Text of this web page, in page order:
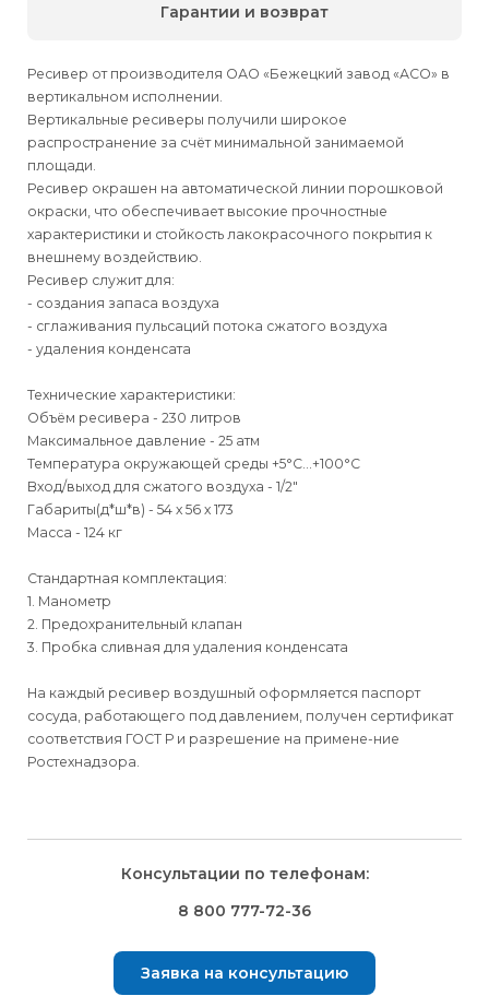
Ресивер от производителя ОАО «Бежецкий завод «АСО» в
вертикальном исполнении.
Вертикальные ресиверы получили широкое
распространение за счёт минимальной занимаемой
площади.
Ресивер окрашен на автоматической линии порошковой
окраски, что обеспечивает высокие прочностные
характеристики и стойкость лакокрасочного покрытия к
внешнему воздействию.
Ресивер служит для:
- создания запаса воздуха
- сглаживания пульсаций потока сжатого воздуха
- удаления конденсата
Технические характеристики:
Объём ресивера - 230 литров
Максимальное давление - 25 атм
Температура окружающей среды +5°С…+100°С
Вход/выход для сжатого воздуха - 1/2"
Габариты(д*ш*в) - 54 х 56 х 173
Масса - 124 кг
Стандартная комплектация:
1. Манометр
2. Предохранительный клапан
3. Пробка сливная для удаления конденсата
На каждый ресивер воздушный оформляется паспорт
сосуда, работающего под давлением, получен сертификат
соответствия ГОСТ Р и разрешение на примене-ние
Ростехнадзора.
лиц
Способ оплаты
Выбрать вид оплаты Вы сможете в Корзине при
оформлении заказа.
лиц
Способыдоставки
Доставка осуществляется транспортными компаниями и
оплачивается покупателем при получении заказа.
Транспортную компанию Вы сможете выбрать в Корзине
при оформлении заказа.
Гарантии и возврат
лиц
Правила возврата товара, приобретённого
Внешний вид, комплектность товара и комплектность всего
лиц
Консультации по телефонам:
8 800 777-72-36
Заявка на консультацию